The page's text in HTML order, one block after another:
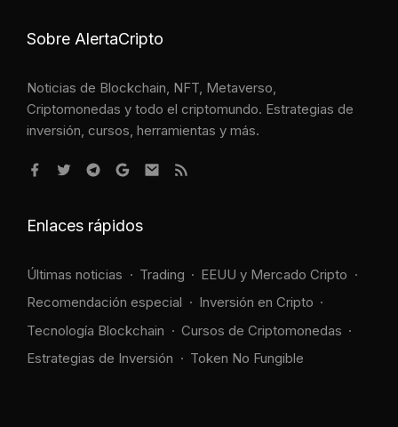
Sobre AlertaCripto
Noticias de Blockchain, NFT, Metaverso,
Criptomonedas y todo el criptomundo. Estrategias de
inversión, cursos, herramientas y más.
Enlaces rápidos
Últimas noticias Trading
EEUU y Mercado Cripto
Recomendación especial
Inversión en Cripto
Tecnología Blockchain
Cursos de Criptomonedas
Estrategias de Inversión
Token No Fungible